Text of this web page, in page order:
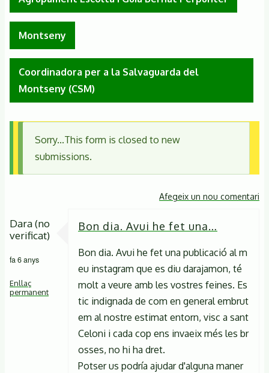
Montseny
Coordinadora per a la Salvaguarda del
Montseny (CSM)
Missatge
d'estat
Sorry...This form is closed to new
submissions.
Afegeix un nou comentari
Dara (no
verificat)
fa 6 anys
Enllaç
permanent
Bon dia. Avui he fet una…
Bon dia. Avui he fet una publicació al m
eu instagram que es diu darajamon, té
molt a veure amb les vostres feines. Es
tic indignada de com en general embrut
em al nostre estimat entorn, visc a sant
Celoni i cada cop ens invaeix més les br
osses, no hi ha dret.
Potser us podría ajudar d'alguna maner